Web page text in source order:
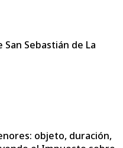
Sebastián de La
objeto, duración,